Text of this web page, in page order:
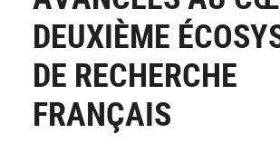
DEUXIÈME
DE RECHERCHE
FRANÇAIS